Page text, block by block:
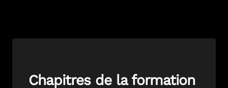
Chapitres de la formation